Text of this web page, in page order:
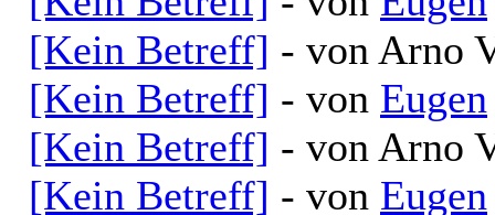
[Kein Betreff] - von Arno
[Kein Betreff] - von Eugen
[Kein Betreff] - von Arno
[Kein Betreff] - von Eugen